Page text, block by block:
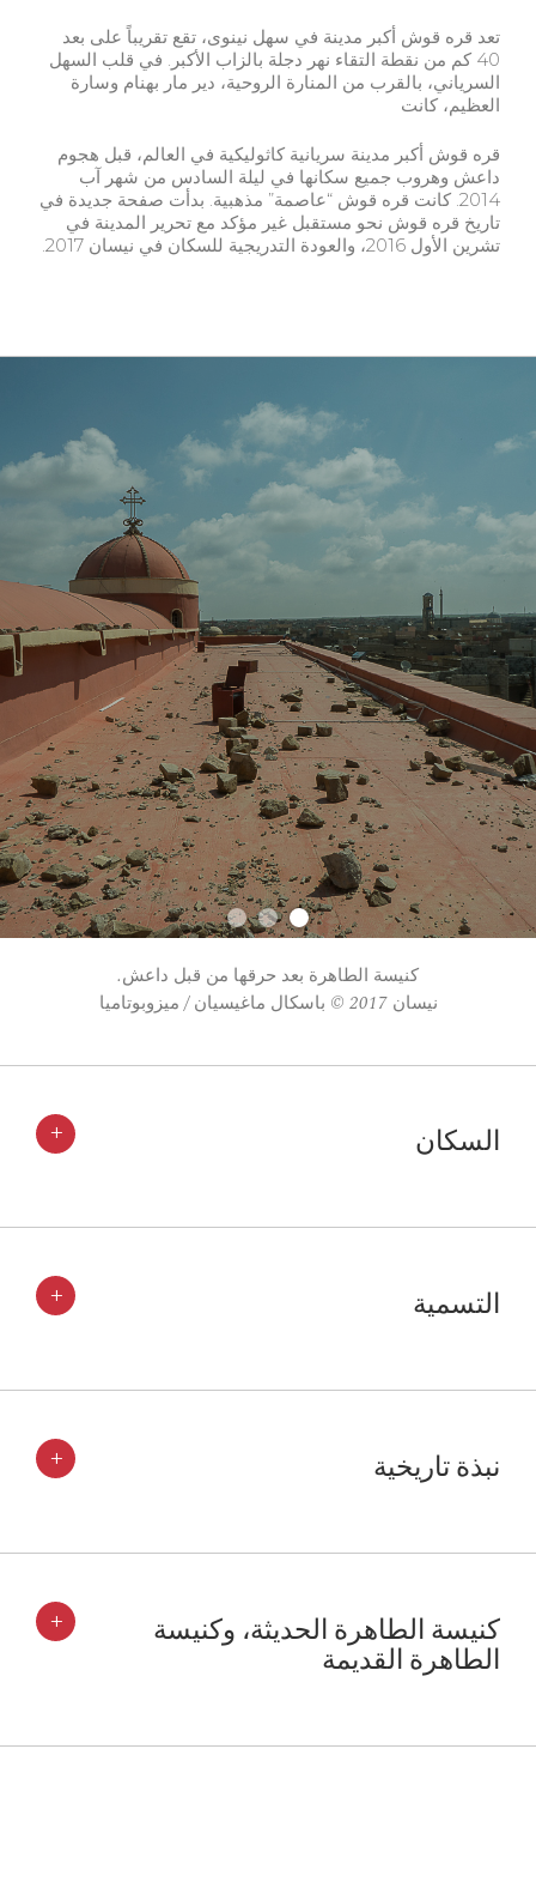
تعد قره قوش أكبر مدينة في سهل نينوى، تقع تقريباً على بعد
40 كم من نقطة التقاء نهر دجلة بالزاب الأكبر. في قلب السهل
السرياني، بالقرب من المنارة الروحية، دير مار بهنام وسارة
العظيم، كانت
قره قوش أكبر مدينة سريانية كاثوليكية في العالم، قبل هجوم
داعش وهروب جميع سكانها في ليلة السادس من شهر آب
2014. كانت قره قوش “عاصمة” مذهبية. بدأت صفحة جديدة في
تاريخ قره قوش نحو مستقبل غير مؤكد مع تحرير المدينة في
تشرين الأول 2016، والعودة التدريجية للسكان في نيسان 2017.
كنيسة الطاهرة بعد حرقها من قبل داعش.
نيسان 2017 © باسكال ماغيسيان / ميزوبوتاميا
+ السكان
+ التسمية
+ نبذة تاريخية
+ كنيسة الطاهرة الحديثة، وكنيسة
الطاهرة القديمة